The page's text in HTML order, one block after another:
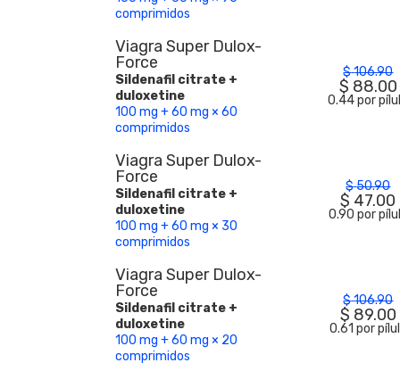
comprimidos
Viagra Super Dulox-
Force
Sildenafil citrate +
duloxetine
100 mg + 60 mg × 60
comprimidos
$106.90
$ 88.00
0.44 por
Viagra Super Dulox-
Force
Sildenafil citrate +
duloxetine
100 mg + 60 mg × 30
comprimidos
$50.90
$ 47.00
0.90 por
Viagra Super Dulox-
Force
Sildenafil citrate +
duloxetine
100 mg + 60 mg × 20
comprimidos
$106.90
$ 89.00
0.61 por